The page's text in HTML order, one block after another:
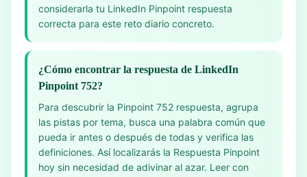
considerarla tu LinkedIn Pinpoint respuesta
correcta para este reto diario concreto.
¿Cómo encontrar la respuesta de LinkedIn
Pinpoint 752?
Para descubrir la Pinpoint 752 respuesta, agrupa
las pistas por tema, busca una palabra común que
pueda ir antes o después de todas y verifica las
definiciones. Así localizarás la Respuesta Pinpoint
hoy sin necesidad de adivinar al azar. Leer con